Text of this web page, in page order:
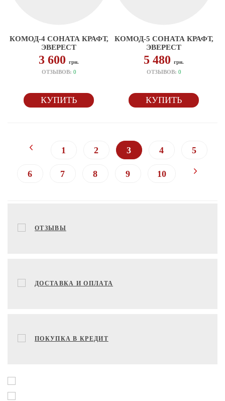
КОМОД-4 СОНАТА КРАФТ,
ЭВЕРЕСТ
3 600грн.
ОТЗЫВОВ: 0
КУПИТЬ
КОМОД-5 СОНАТА КРАФТ,
ЭВЕРЕСТ
5 480грн.
ОТЗЫВОВ: 0
КУПИТЬ
1 2 3 4 5
6 7 8 9 10
ОТЗЫВЫ
ДОСТАВКА И ОПЛАТА
ПОКУПКА В КРЕДИТ